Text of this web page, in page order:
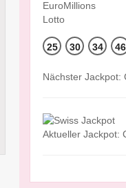
25 30 34 46
Nächster Jackpot:
Aktueller Jackpot: